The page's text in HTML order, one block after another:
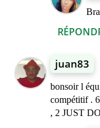
juan83
bonsoir l
compétitif .
, 2 JUST